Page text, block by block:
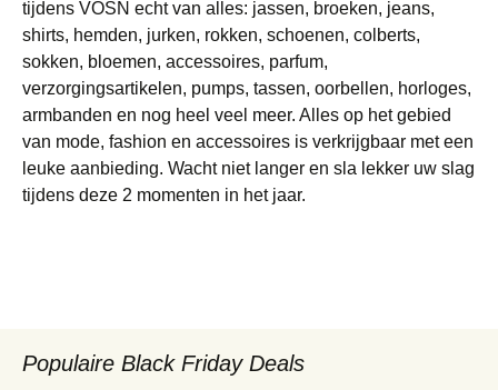
tijdens VOSN echt van alles: jassen, broeken, jeans,
shirts, hemden, jurken, rokken, schoenen, colberts,
sokken, bloemen, accessoires, parfum,
verzorgingsartikelen, pumps, tassen, oorbellen, horloges,
armbanden en nog heel veel meer. Alles op het gebied
van mode, fashion en accessoires is verkrijgbaar met een
leuke aanbieding. Wacht niet langer en sla lekker uw slag
tijdens deze 2 momenten in het jaar.
Populaire Black Friday Deals